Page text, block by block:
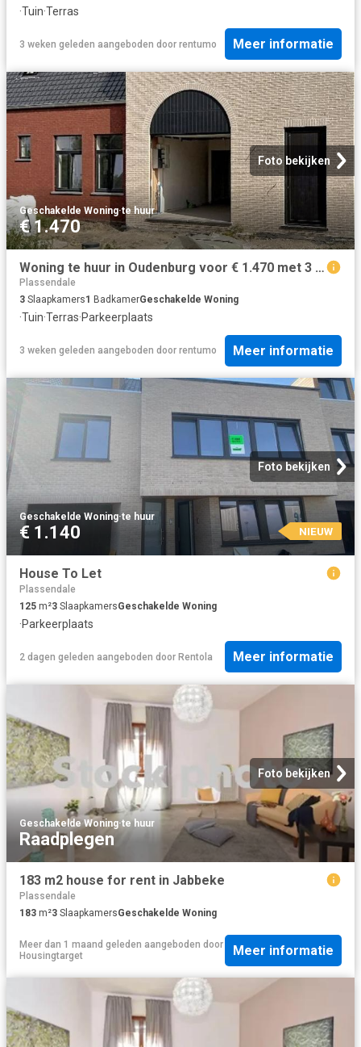
·Tuin·Terras
3 weken geleden aangeboden door rentumo Meer informatie
Foto bekijken
Geschakelde Woning·te huur
€ 1.470
Woning te huur in Oudenburg voor € 1.470 met 3 slaapkamers
Plassendale
3 Slaapkamers1 BadkamerGeschakelde Woning
·Tuin·Terras·Parkeerplaats
3 weken geleden aangeboden door rentumo Meer informatie
Foto bekijken
Geschakelde Woning·te huur
€ 1.140 NIEUW
House To Let
Plassendale
125 m²3 SlaapkamersGeschakelde Woning
·Parkeerplaats
2 dagen geleden aangeboden door Rentola Meer informatie
Foto bekijken
Geschakelde Woning·te huur
Raadplegen
183 m2 house for rent in Jabbeke
Plassendale
183 m²3 SlaapkamersGeschakelde Woning
Meer dan 1 maand geleden aangeboden door
Housingtarget
Meer informatie